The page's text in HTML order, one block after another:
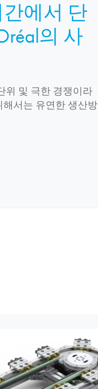
에서 단
의 사
위 및 극한 경쟁이라
서는 유연한 생산방